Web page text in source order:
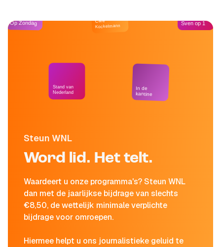
Steun WNL
Word lid. Het telt.
Waardeert u onze programma's? Steun WNL
dan met de jaarlijkse bijdrage van slechts
€8,50, de wettelijk minimale verplichte
bijdrage voor omroepen.
Hiermee helpt u ons journalistieke geluid te
Op Zondag
Stand van
Nederland
Café
Kockelmann
In de
kantine
Sven op 1